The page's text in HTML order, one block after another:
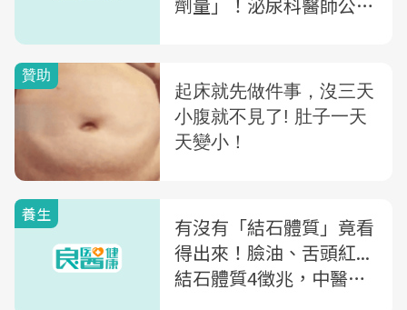
養生
有沒有「結石體質」竟看
得出來！臉油、舌頭紅...
結石體質4徵兆，中醫師